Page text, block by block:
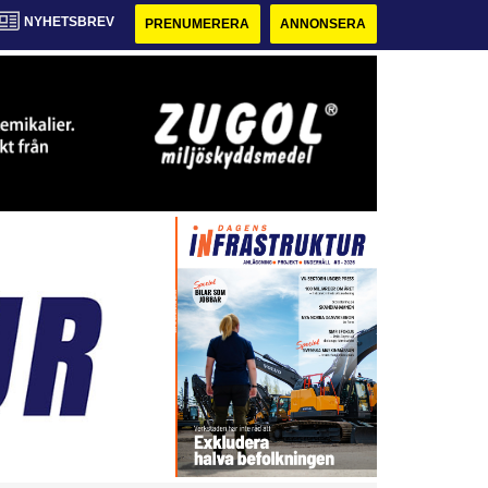
NYHETSBREV PRENUMERERA ANNONSERA